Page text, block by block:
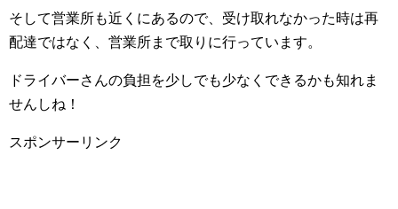
そして営業所も近くにあるので、受け取れなかった時は再
配達ではなく、営業所まで取りに行っています。
ドライバーさんの負担を少しでも少なくできるかも知れま
せんしね！
スポンサーリンク